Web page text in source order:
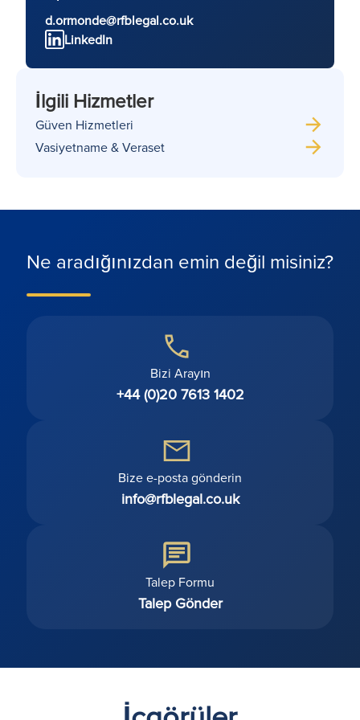
d.ormonde@rfblegal.co.uk
LinkedIn
İlgili Hizmetler
Güven Hizmetleri
Vasiyetname & Veraset
Ne aradığınızdan emin değil misiniz?
Bizi Arayın
+44 (0)20 7613 1402
Bize e-posta gönderin
info@rfblegal.co.uk
Talep Formu
Talep Gönder